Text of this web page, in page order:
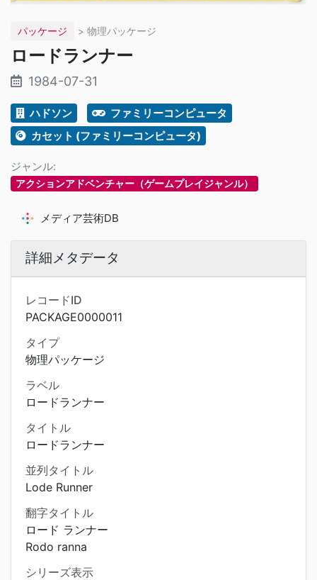
パッケージ > 物理パッケージ
ロードランナー
1984-07-31
ハドソン
ファミリーコンピュータ
カセット (ファミリーコンピュータ)
ジャンル:
アクションアドベンチャー（ゲームプレイジャンル）
メディア芸術DB
詳細メタデータ
レコードID
PACKAGE0000011
タイプ
物理パッケージ
ラベル
ロードランナー
タイトル
ロードランナー
並列タイトル
Lode Runner
翻字タイトル
ロード ランナー
Rodo ranna
シリーズ表示